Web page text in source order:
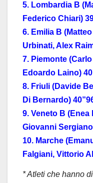
5. Lombardia B
Federico Chiari)
6. Emilia B
Urbinati, Alex
7. Piemonte
Edoardo Laino)
8. Friuli (Davide
Di Bernardo)
9. Veneto B
Giovanni
10. Marche
Falgiani, Vittorio
* Atleti che hanno